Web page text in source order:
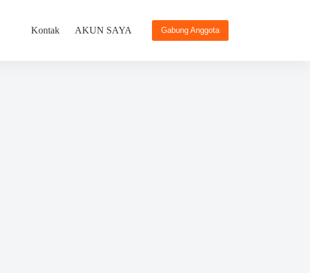
Kontak AKUN SAYA Gabung Anggota